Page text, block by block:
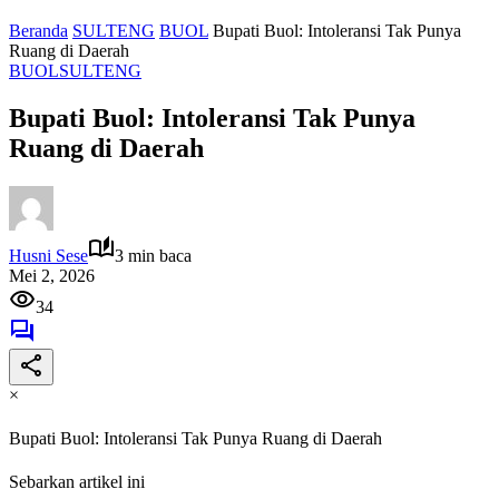
Beranda SULTENG BUOL Bupati Buol: Intoleransi Tak Punya
Ruang di Daerah
BUOLSULTENG
Bupati Buol: Intoleransi Tak Punya
Ruang di Daerah
Husni Sese
3 min baca
Mei 2, 2026
34
×
Bupati Buol: Intoleransi Tak Punya Ruang di Daerah
Sebarkan artikel ini